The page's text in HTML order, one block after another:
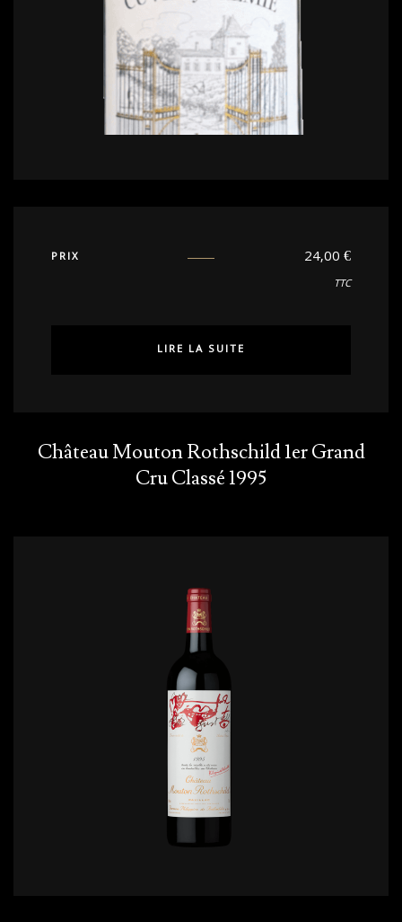
PRIX 24,00€
TTC
LIRE LA SUITE
Château Mouton Rothschild 1er Grand
Cru Classé 1995